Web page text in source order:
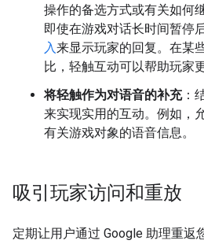
操作的备选方式或有关如何
即使在游戏对话长时间暂停
入来显示玩家的回复。在某
比，轻触互动可以帮助玩家
将轻触作为对语音的补充：
来实现实用的互动。例如，
有关游戏对象的语音信息。
吸引玩家访问和重放
定期让用户通过 Google 助理重返